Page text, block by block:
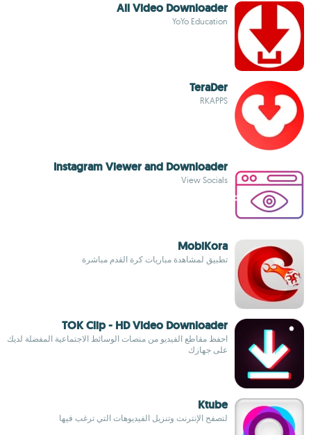
All Video Downloader
YoYo Education
TeraDer
RKAPPS
Instagram Viewer and Downloader
View Socials
MobiKora
تطبيق لمشاهدة مباريات كرة القدم مباشرة
TOK Clip - HD Video Downloader
احفظ مقاطع الفيديو من منصات الوسائط الاجتماعية المفضلة لديك
على جهازك
Ktube
لتصفح الإنترنت وتنزيل الفيديوهات التي ترغب فيها